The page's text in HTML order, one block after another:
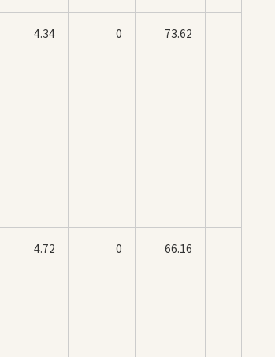
4.34 0 73.62
4.72 0 66.16